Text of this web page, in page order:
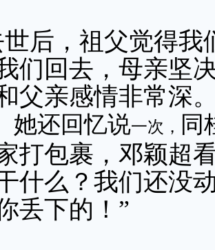
后，祖父觉得我
们回去，母亲坚
父亲感情非常深
她还回忆说一次， 同
打包裹，邓颖超
什么？我们还没
丢下的！”